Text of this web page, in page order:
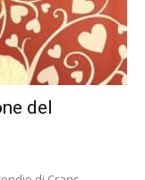
del